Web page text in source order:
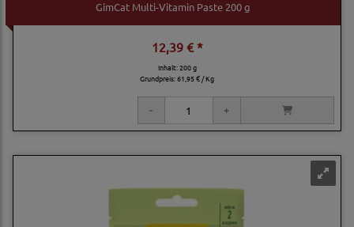
GimCat Multi-Vitamin Paste 200 g
12,39 € *
Inhalt: 200 g
Grundpreis:61,95 € / Kg